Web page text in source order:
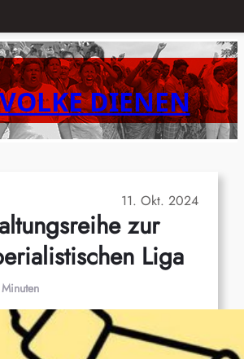
DIENEN
11. Okt. 2024
zur
Liga